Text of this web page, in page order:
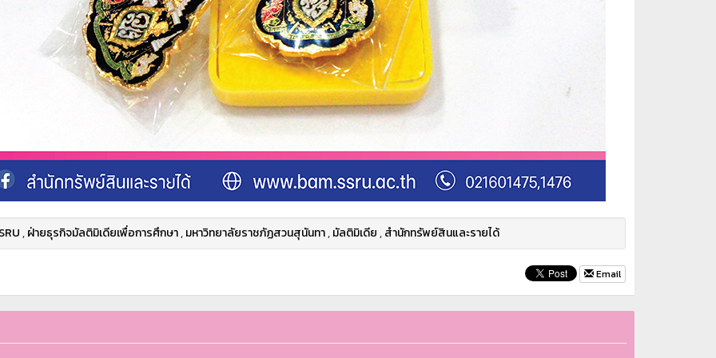
,ฝ่ายธุรกิจมัลติมิเดียเพื่อการศึกษา,มหาวิทยาลัยราชภัฏสวนสุนันทา,มัลติมิเดีย,สำนักทรัพย์สินและรายได้
Email